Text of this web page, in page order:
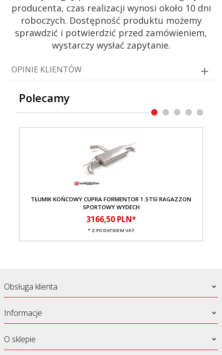
producenta, czas realizacji wynosi około 10 dni
roboczych. Dostępność produktu możemy
sprawdzić i potwierdzić przed zamówieniem,
wystarczy wysłać zapytanie.
OPINIE KLIENTÓW
Polecamy
TŁUMIK KOŃCOWY CUPRA FORMENTOR 1.5TSI RAGAZZON
SPORTOWY WYDECH
3166,50 PLN*
* Z PODATKIEM VAT
Obsługa klienta
Informacje
O sklepie